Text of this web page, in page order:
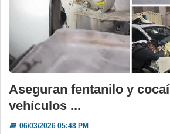
Aseguran fentanilo y
vehículos ...
📅06/03/2026 05:48 PM